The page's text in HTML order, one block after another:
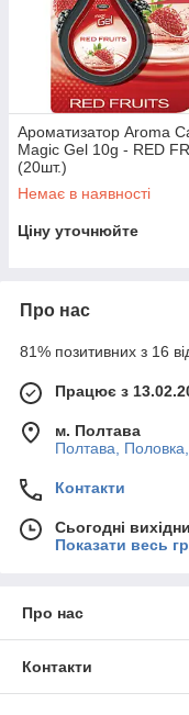
Ароматизатор Aroma
Magic Gel 10g - RED
(20шт.)
Немає в наявності
Ціну уточнюйте
Про нас
81% позитивних з 16
Працює з
м. Полтава
Полтава,
Контакти
Сьогодні
Показати весь
Про нас
Контакти